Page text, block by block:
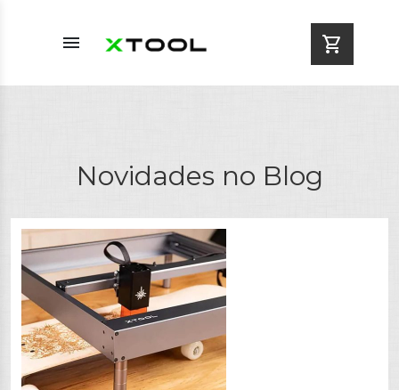
menu shopping_cart
Novidades no Blog